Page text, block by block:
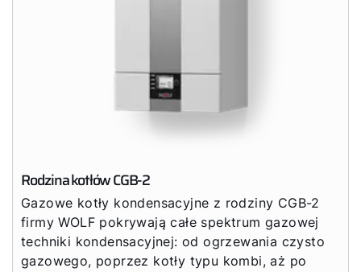
Rodzina kotłów CGB-2
Gazowe kotły kondensacyjne z rodziny CGB-2
firmy WOLF pokrywają całe spektrum gazowej
techniki kondensacyjnej: od ogrzewania czysto
gazowego, poprzez kotły typu kombi, aż po